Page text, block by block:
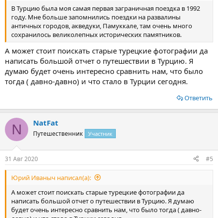
было представлено шведским столом! Все было безумно
вкусным! Можно найти еду на любой вкус и цвет)
Поэтому там никак не останешься голодным! Также на
территории отеля были два ресторана: ресторан
турецкой кухни и рыбный ресторан. Там за еду уже надо
платить, но для отдыхающих один раз за время
пребывания в отеле даётся купон. По нему вы можете
один раз прийти туда и бесплатно покушать с
прекрасным видом. Мы пойди в рыбный ресторан где
классно провели время?. Также на территории отеля
были небольшие магазинчики с косметикой, уходом за
телом и лицом, местными сладостями и вкусностями
чтобы потом везти и домой на подарки, различная
брендовых одежда, обувь купальники и так далее.
Вообщем там вы могли купить все необходимое. На
ресепшене было два бутика с супер дорогими шубами и
Каждый вечер на местной сцене проходили вечеринки и
дискотеки. На территории отеля также был не большой фитнес
зал в котором можно было позаниматься. Также был спа центр
где можно было расслабиться! И целый аквапарк с водяными
горками!!! В общем, в отеле было отель круто. Также от отеля
можно было сесть в автобус или доехать на такси до центра
города!!! Мы так смогли два раза сгонять в местный торговый
В Турцию была моя самая первая заграничная поездка в 1992
году. Мне больше запомнились поездки на развалины
античных городов, акведуки, Памуккале, там очень много
сохранилось великолепных исторических памятников.
А может стоит поискать старые турецкие фотографии да
написать большой отчет о путешествии в Турцию. Я
думаю будет очень интересно сравнить нам, что было
тогда ( давно-давно) и что стало в Турции сегодня.
Ответить
N NatFat
Путешественник Участник
31 Авг 2020 #5
Юрий Иваныч написал(а):
А может стоит поискать старые турецкие фотографии да
написать большой отчет о путешествии в Турцию. Я думаю
будет очень интересно сравнить нам, что было тогда ( давно-